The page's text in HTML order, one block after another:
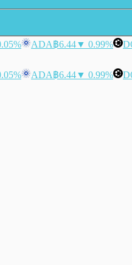
ADA฿6.44▼ 0.99%
ADA฿6.44▼ 0.99%